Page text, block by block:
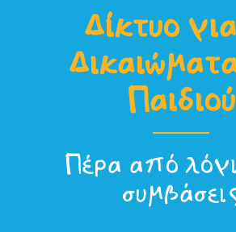
Δίκτυο
Παιδιού
Πέρα από